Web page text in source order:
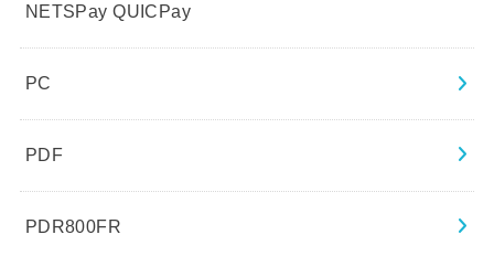
NETSPay QUICPay
PC
PDF
PDR800FR